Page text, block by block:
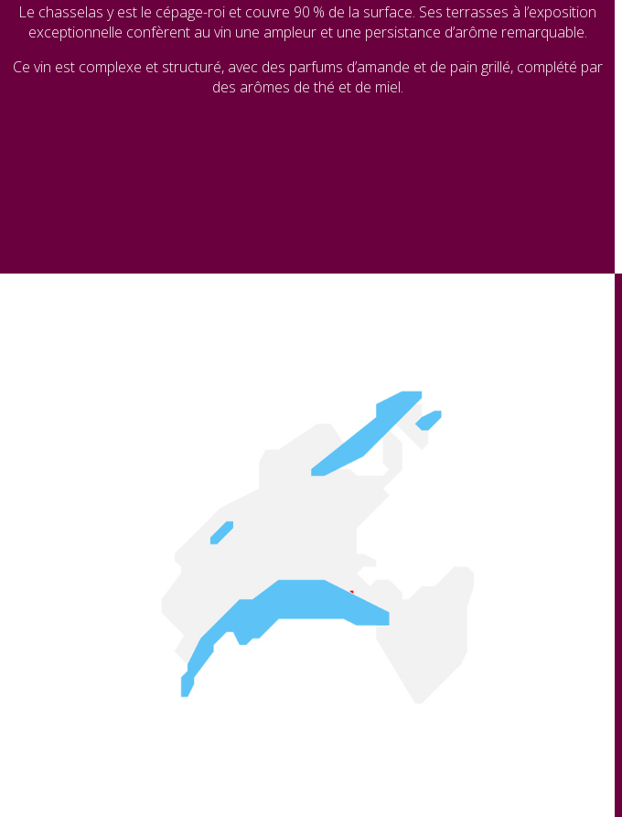
Le chasselas y est le cépage-roi et couvre 90 % de la surface. Ses terrasses à l’exposition
exceptionnelle confèrent au vin une ampleur et une persistance d’arôme remarquable.
Ce vin est complexe et structuré, avec des parfums d’amande et de pain grillé, complété par
des arômes de thé et de miel.